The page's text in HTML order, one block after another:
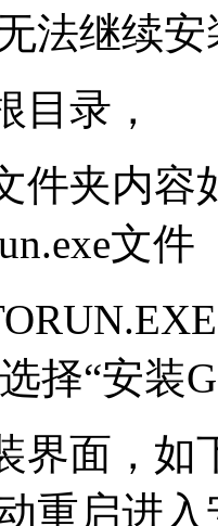
法继续安
目录，
件夹内容
文件
择“安装
界面，
重启进